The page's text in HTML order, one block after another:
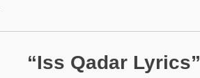
“Iss Qadar Lyrics”